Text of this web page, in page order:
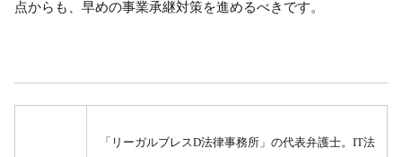
点からも、早めの事業承継対策を進めるべきです。
「リーガルブレスD法律事務所」の代表弁護士。IT法